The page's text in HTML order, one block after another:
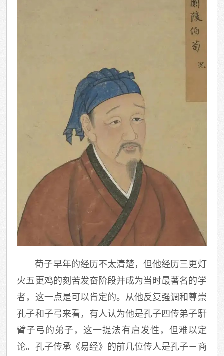
荀子早年的经历不太清楚，但他经历三更灯
火五更鸡的刻苦发奋阶段并成为当时最著名的学
者，这一点是可以肯定的。从他反复强调和尊崇
孔子和子弓来看，有人认为他是孔子四传弟子馯
臂子弓的弟子，这一提法有启发性，但难以定
论。孔子传承《易经》的前几位传人是孔子－商